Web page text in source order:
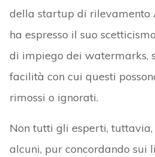
della startup di rilevamento
ha espresso il suo
di impiego dei watermarks,
facilità con cui questi
rimossi o ignorati.
Non tutti gli esperti, tuttavia,
alcuni, pur concordando sui